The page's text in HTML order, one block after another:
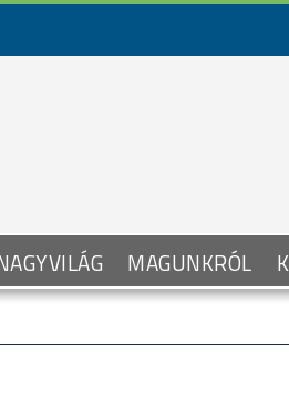
MAGUNKRÓL